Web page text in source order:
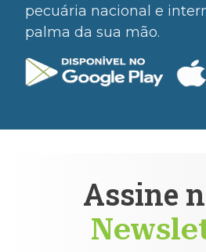
pecuária nacional e
palma da sua mão.
Assine